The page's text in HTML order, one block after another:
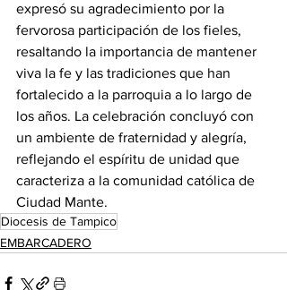
expresó su agradecimiento por la
fervorosa participación de los fieles,
resaltando la importancia de mantener
viva la fe y las tradiciones que han
fortalecido a la parroquia a lo largo de
los años. La celebración concluyó con
un ambiente de fraternidad y alegría,
reflejando el espíritu de unidad que
caracteriza a la comunidad católica de
Ciudad Mante.
Diocesis de Tampico
EMBARCADERO